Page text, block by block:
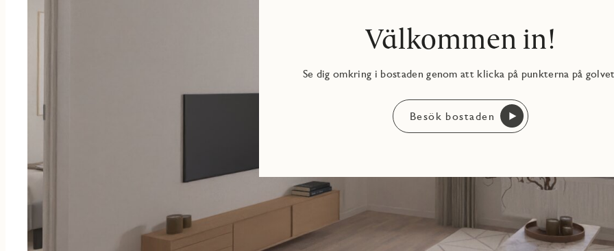
Välkommen in!
Se dig omkring i bostaden genom att klicka på punkterna på
Besök bostaden